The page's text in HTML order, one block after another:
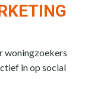
woningzoekers
in op social